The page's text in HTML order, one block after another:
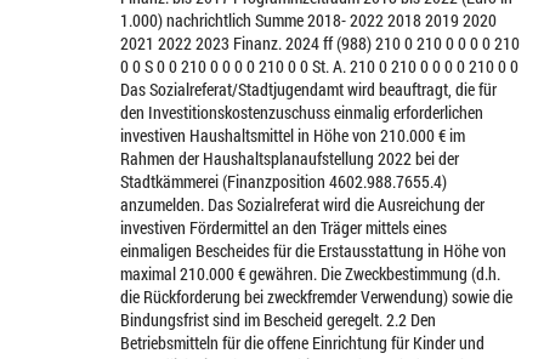
1.000) nachrichtlich Summe 2018- 2022 2018 2019 2020
2021 2022 2023 Finanz. 2024 ff (988) 210 0 210 0 0 0 0 210
0 0 S 0 0 210 0 0 0 0 210 0 0 St. A. 210 0 210 0 0 0 0 210 0 0
Das Sozialreferat/Stadtjugendamt wird beauftragt, die für
den Investitionskostenzuschuss einmalig erforderlichen
investiven Haushaltsmittel in Höhe von 210.000 € im
Rahmen der Haushaltsplanaufstellung 2022 bei der
Stadtkämmerei (Finanzposition 4602.988.7655.4)
anzumelden. Das Sozialreferat wird die Ausreichung der
investiven Fördermittel an den Träger mittels eines
einmaligen Bescheides für die Erstausstattung in Höhe von
maximal 210.000 € gewähren. Die Zweckbestimmung (d.h.
die Rückforderung bei zweckfremder Verwendung) sowie die
Bindungsfrist sind im Bescheid geregelt. 2.2 Den
Betriebsmitteln für die offene Einrichtung für Kinder und